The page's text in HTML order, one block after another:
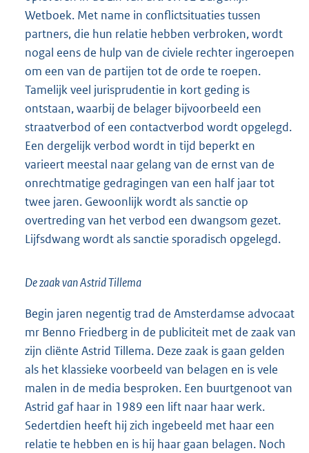
Wetboek. Met name in conflictsituaties tussen
partners, die hun relatie hebben verbroken, wordt
nogal eens de hulp van de civiele rechter ingeroepen
om een van de partijen tot de orde te roepen.
Tamelijk veel jurisprudentie in kort geding is
ontstaan, waarbij de belager bijvoorbeeld een
straatverbod of een contactverbod wordt opgelegd.
Een dergelijk verbod wordt in tijd beperkt en
varieert meestal naar gelang van de ernst van de
onrechtmatige gedragingen van een half jaar tot
twee jaren. Gewoonlijk wordt als sanctie op
overtreding van het verbod een dwangsom gezet.
Lijfsdwang wordt als sanctie sporadisch opgelegd.
De zaak van Astrid Tillema
Begin jaren negentig trad de Amsterdamse advocaat
mr Benno Friedberg in de publiciteit met de zaak van
zijn cliënte Astrid Tillema. Deze zaak is gaan gelden
als het klassieke voorbeeld van belagen en is vele
malen in de media besproken. Een buurtgenoot van
Astrid gaf haar in 1989 een lift naar haar werk.
Sedertdien heeft hij zich ingebeeld met haar een
relatie te hebben en is hij haar gaan belagen. Noch